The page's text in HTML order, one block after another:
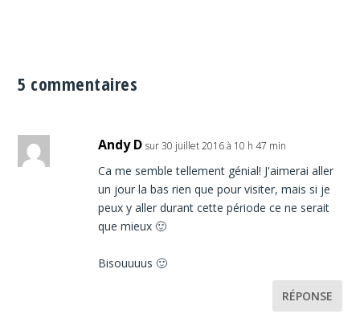
5 commentaires
Andy D sur 30 juillet 2016 à 10 h 47 min
Ca me semble tellement génial! J'aimerai aller
un jour la bas rien que pour visiter, mais si je
peux y aller durant cette période ce ne serait
que mieux 🙂
Bisouuuus 🙂
RÉPONSE